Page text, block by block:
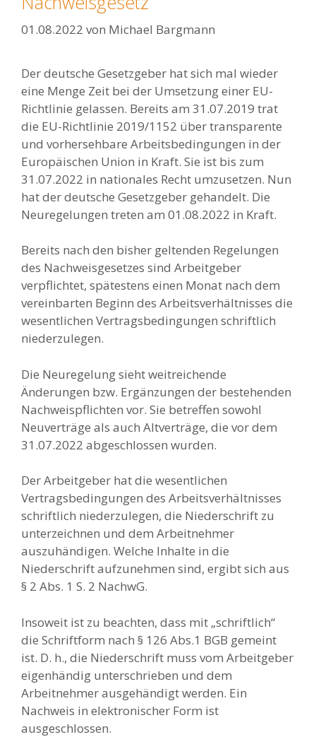
01.08.2022 von Michael Bargmann
Der deutsche Gesetzgeber hat sich mal wieder
eine Menge Zeit bei der Umsetzung einer EU-
Richtlinie gelassen. Bereits am 31.07.2019 trat
die EU-Richtlinie 2019/1152 über transparente
und vorhersehbare Arbeitsbedingungen in der
Europäischen Union in Kraft. Sie ist bis zum
31.07.2022 in nationales Recht umzusetzen. Nun
hat der deutsche Gesetzgeber gehandelt. Die
Neuregelungen treten am 01.08.2022 in Kraft.
Bereits nach den bisher geltenden Regelungen
des Nachweisgesetzes sind Arbeitgeber
verpflichtet, spätestens einen Monat nach dem
vereinbarten Beginn des Arbeitsverhältnisses die
wesentlichen Vertragsbedingungen schriftlich
niederzulegen.
Die Neuregelung sieht weitreichende
Änderungen bzw. Ergänzungen der bestehenden
Nachweispflichten vor. Sie betreffen sowohl
Neuverträge als auch Altverträge, die vor dem
31.07.2022 abgeschlossen wurden.
Der Arbeitgeber hat die wesentlichen
Vertragsbedingungen des Arbeitsverhältnisses
schriftlich niederzulegen, die Niederschrift zu
unterzeichnen und dem Arbeitnehmer
auszuhändigen. Welche Inhalte in die
Niederschrift aufzunehmen sind, ergibt sich aus
§ 2 Abs. 1 S. 2 NachwG.
Insoweit ist zu beachten, dass mit „schriftlich“
die Schriftform nach § 126 Abs.1 BGB gemeint
ist. D. h., die Niederschrift muss vom Arbeitgeber
eigenhändig unterschrieben und dem
Arbeitnehmer ausgehändigt werden. Ein
Nachweis in elektronischer Form ist
ausgeschlossen.